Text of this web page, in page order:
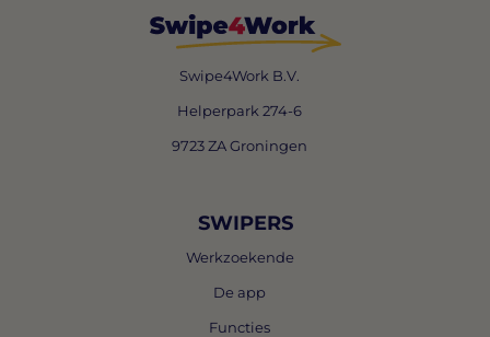
Swipe4Work B.V.
Helperpark 274-6
9723 ZA Groningen
SWIPERS
Werkzoekende
De app
Functies